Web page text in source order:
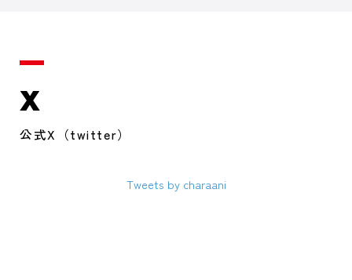
X
公式X（twitter）
Tweets by charaani